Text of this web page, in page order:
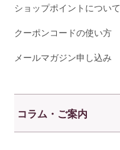
ショップポイントについて
クーポンコードの使い方
メールマガジン申し込み
コラム・ご案内